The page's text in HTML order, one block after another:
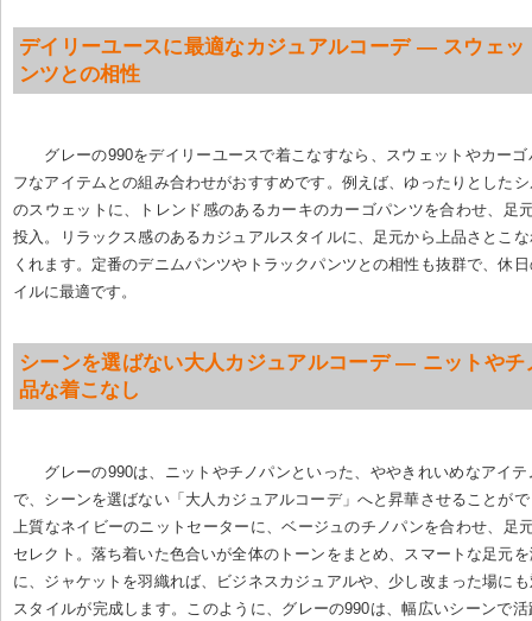
デイリーユースに最適なカジュアルコーデ — スウェッ
ンツとの相性
グレーの990をデイリーユースで着こなすなら、スウェットやカー
フなアイテムとの組み合わせがおすすめです。例えば、ゆったりとした
のスウェットに、トレンド感のあるカーキのカーゴパンツを合わせ、足
投入。リラックス感のあるカジュアルスタイルに、足元から上品さとこ
くれます。定番のデニムパンツやトラックパンツとの相性も抜群で、休
イルに最適です。
シーンを選ばない大人カジュアルコーデ — ニットやチ
品な着こなし
グレーの990は、ニットやチノパンといった、ややきれいめなアイ
で、シーンを選ばない「大人カジュアルコーデ」へと昇華させることが
上質なネイビーのニットセーターに、ベージュのチノパンを合わせ、足
セレクト。落ち着いた色合いが全体のトーンをまとめ、スマートな足元
に、ジャケットを羽織れば、ビジネスカジュアルや、少し改まった場に
スタイルが完成します。このように、グレーの990は、幅広いシーンで